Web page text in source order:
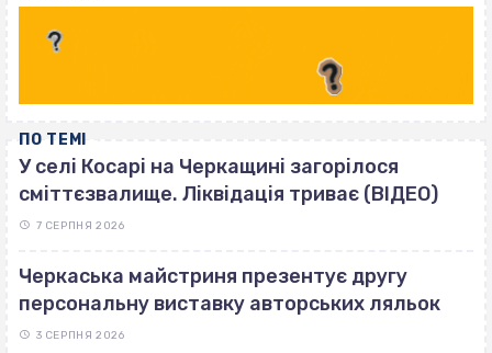
ПО ТЕМІ
У селі Косарі на Черкащині загорілося
сміттєзвалище. Ліквідація триває (ВІДЕО)
7 СЕРПНЯ 2026
Черкаська майстриня презентує другу
персональну виставку авторських ляльок
3 СЕРПНЯ 2026